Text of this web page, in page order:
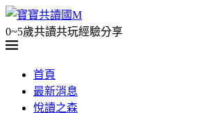
0~5歲共讀共玩經驗分享
首頁
最新消息
悅讀之森